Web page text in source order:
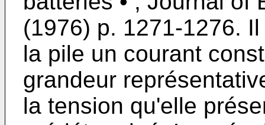
(1976) p. 1271-1276.
la pile un courant
grandeur
la tension qu'elle